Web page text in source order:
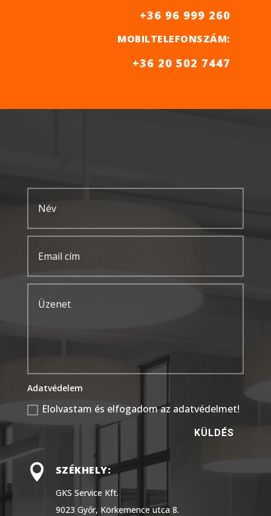
+36 96 999 260
MOBILTELEFONSZÁM:
+36 20 502 7447
Adatvédelem
Elolvastam és elfogadom az adatvédelmet!
KÜLDÉS
 SZÉKHELY:
GKS Service Kft.
9023 Győr, Körkemence utca 8.